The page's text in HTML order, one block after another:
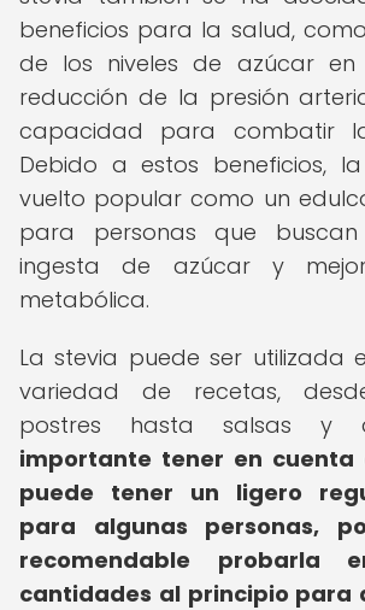
beneficios para la salud,
de los niveles de azúcar
reducción de la presión
capacidad para combatir
Debido a estos beneficios,
vuelto popular como un
para personas que
ingesta de azúcar y
metabólica.
La stevia puede ser utilizada
variedad de recetas,
postres hasta salsas y
importante tener en cuenta
puede tener un ligero
para algunas personas,
recomendable probarla
cantidades al principio para